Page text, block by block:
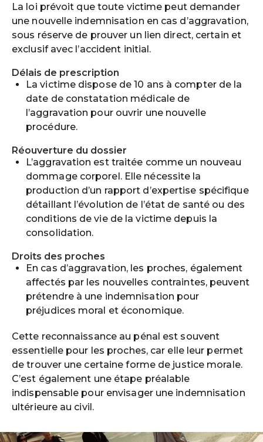
La loi prévoit que toute victime peut demander
une nouvelle indemnisation en cas d’aggravation,
sous réserve de prouver un lien direct, certain et
exclusif avec l’accident initial.
Délais de prescription
La victime dispose de 10 ans à compter de la
date de constatation médicale de
l’aggravation pour ouvrir une nouvelle
procédure.
Réouverture du dossier
L’aggravation est traitée comme un nouveau
dommage corporel. Elle nécessite la
production d’un rapport d’expertise spécifique
détaillant l’évolution de l’état de santé ou des
conditions de vie de la victime depuis la
consolidation.
Droits des proches
En cas d’aggravation, les proches, également
affectés par les nouvelles contraintes, peuvent
prétendre à une indemnisation pour
préjudices moral et économique.
Cette reconnaissance au pénal est souvent
essentielle pour les proches, car elle leur permet
de trouver une certaine forme de justice morale.
C’est également une étape préalable
indispensable pour envisager une indemnisation
ultérieure au civil.